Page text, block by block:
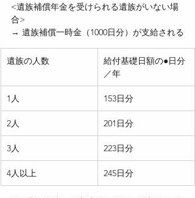
<遺族補償年金を受けられる遺族がいない場
合>
→ 遺族補償一時金（1000日分）が支給される
遺族の人数
給付基礎日額の●日分
／年
1人 153日分
2人 201日分
3人 223日分
4人以上 245日分